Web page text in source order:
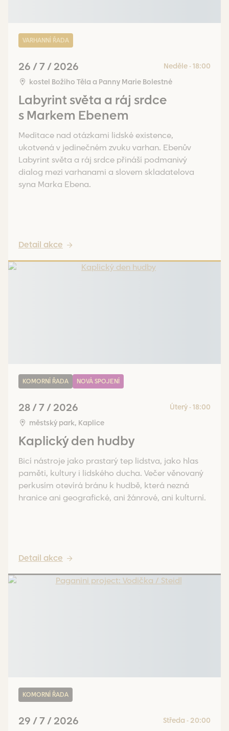
Labyrint světa a ráj srdce
s Markem Ebenem
Meditace nad otázkami lidské existence,
ukotvená v jedinečném zvuku varhan. Ebenův
Labyrint světa a ráj srdce přináší podmanivý
dialog mezi varhanami a slovem skladatelova
syna Marka Ebena.
VARHANNÍ ŘADA
26 / 7 / 2026
Neděle - 18:00
kostel Božího Těla a Panny Marie Bolestné
Detail akce
Kaplický den hudby
Bicí nástroje jako prastarý tep lidstva, jako hlas
paměti, kultury i lidského ducha. Večer věnovaný
perkusím otevírá bránu k hudbě, která nezná
hranice ani geografické, ani žánrové, ani kulturní.
KOMORNÍ ŘADA NOVÁ SPOJENÍ
28 / 7 / 2026
Úterý - 18:00
městský park, Kaplice
Detail akce
KOMORNÍ ŘADA
29 / 7 / 2026
Středa - 20:00